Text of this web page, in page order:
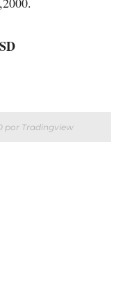
por Tradingview